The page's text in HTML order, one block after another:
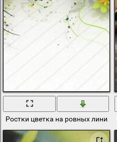
Ростки цветка на ровных линиях